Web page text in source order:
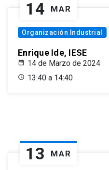
14 MAR
Organización Industrial
Enrique Ide, IESE
14 de Marzo de 2024
13:40 a 14:40
13 MAR